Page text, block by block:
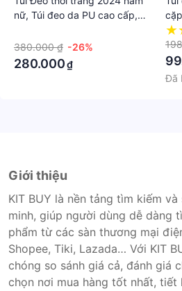
nữ, Túi đeo da PU cao cấp,
code 3576
380.000 ₫ -26%
280.000₫
Đã
Giới thiệu
KIT BUY là nền tảng tìm kiếm
minh, giúp người dùng dễ dàng
phẩm từ các sàn thương mại
Shopee, Tiki, Lazada… Với KIT
chóng so sánh giá cả, đánh giá
chọn nơi mua hàng tốt nhất, tiết